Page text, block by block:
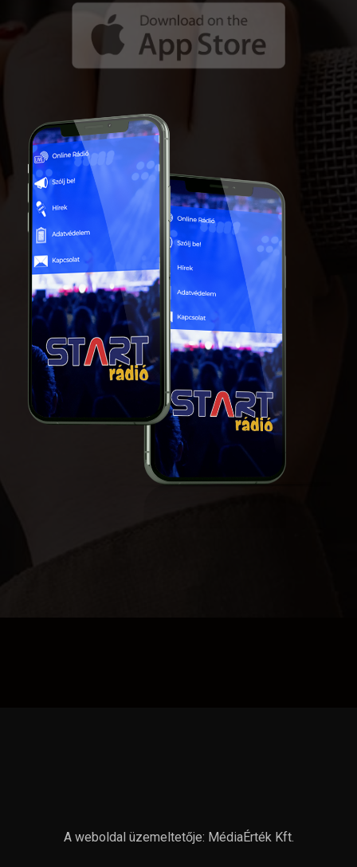
A weboldal üzemeltetője: MédiaÉrték Kft.